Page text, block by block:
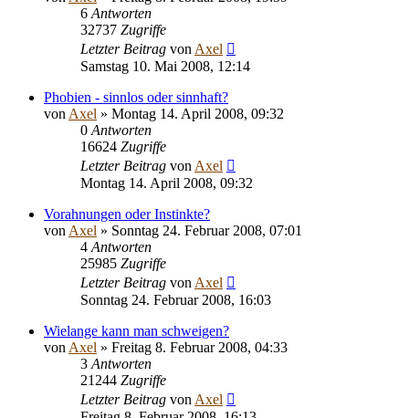
6 Antworten
32737 Zugriffe
Letzter Beitrag vonAxel
Samstag 10. Mai 2008, 12:14
Phobien - sinnlos oder sinnhaft?
vonAxel » Montag 14. April 2008, 09:32
0 Antworten
16624 Zugriffe
Letzter Beitrag vonAxel
Montag 14. April 2008, 09:32
Vorahnungen oder Instinkte?
vonAxel » Sonntag 24. Februar 2008, 07:01
4 Antworten
25985 Zugriffe
Letzter Beitrag vonAxel
Sonntag 24. Februar 2008, 16:03
Wielange kann man schweigen?
vonAxel » Freitag 8. Februar 2008, 04:33
3 Antworten
21244 Zugriffe
Letzter Beitrag vonAxel